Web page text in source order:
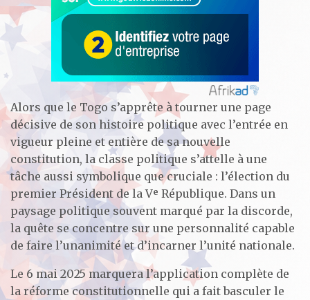
Alors que le Togo s’apprête à tourner une page
décisive de son histoire politique avec l’entrée en
vigueur pleine et entière de sa nouvelle
constitution, la classe politique s’attelle à une
tâche aussi symbolique que cruciale : l’élection du
premier Président de la Vᵉ République. Dans un
paysage politique souvent marqué par la discorde,
la quête se concentre sur une personnalité capable
de faire l’unanimité et d’incarner l’unité nationale.
Le 6 mai 2025 marquera l’application complète de
la réforme constitutionnelle qui a fait basculer le